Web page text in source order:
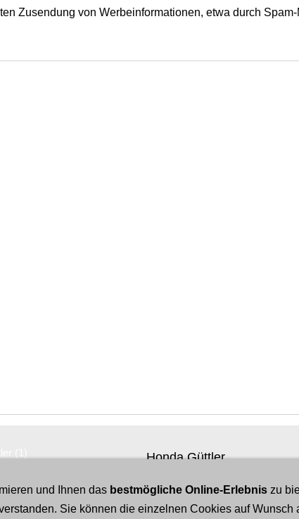
Zusendung von Werbeinformationen, etwa durch Spam-
Honda Güttler
Wilhelm-Lampe-Str. 2
und Ihnen das bestmögliche Online-Erlebnis zu
Sie können die einzelnen Cookies auf Wunsch